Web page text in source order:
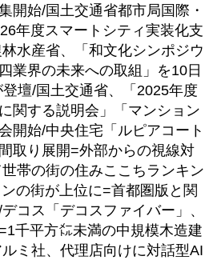
開始/国土交通省都市局国際・
年度スマートシティ実装化支
水産省、「和文化シンポジウ
業界の未来への取組」を10日
壇/国土交通省、「2025年度
関する説明会」「マンション
開始/中央住宅「ルピアコート
取り展開=外部からの視線対
帯の街の住みここちランキン
の街が上位に=首都圏版と関
コス「デコスファイバー」、
千平方㍍未満の中規模木造建
ミ社、代理店向けに対話型AI